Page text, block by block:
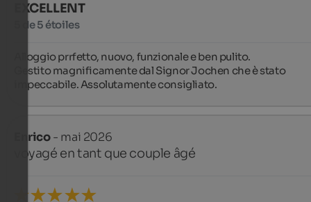
EXCELLENT
5 de 5 étoiles
Alloggio prrfetto, nuovo, funzionale e ben pulito.
Gestito magnificamente dal Signor Jochen che è stato
impeccabile. Assolutamente consigliato.
Enrico- mai 2026
voyagé en tant que couple âgé